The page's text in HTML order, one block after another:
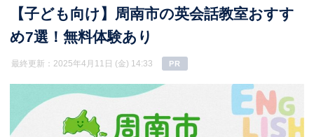
【子ども向け】周南市の英会話教室おすす
め7選！無料体験あり
最終更新：2025年4月11日 (金) 14:33 PR